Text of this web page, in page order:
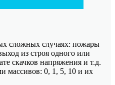
сложных случаях: пожары
из строя одного или
скачков напряжения и т.д.
массивов: 0, 1, 5, 10 и их